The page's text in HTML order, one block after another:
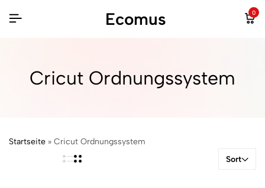
Ecomus 0
Cricut Ordnungssystem
Startseite » Cricut Ordnungssystem
Sort